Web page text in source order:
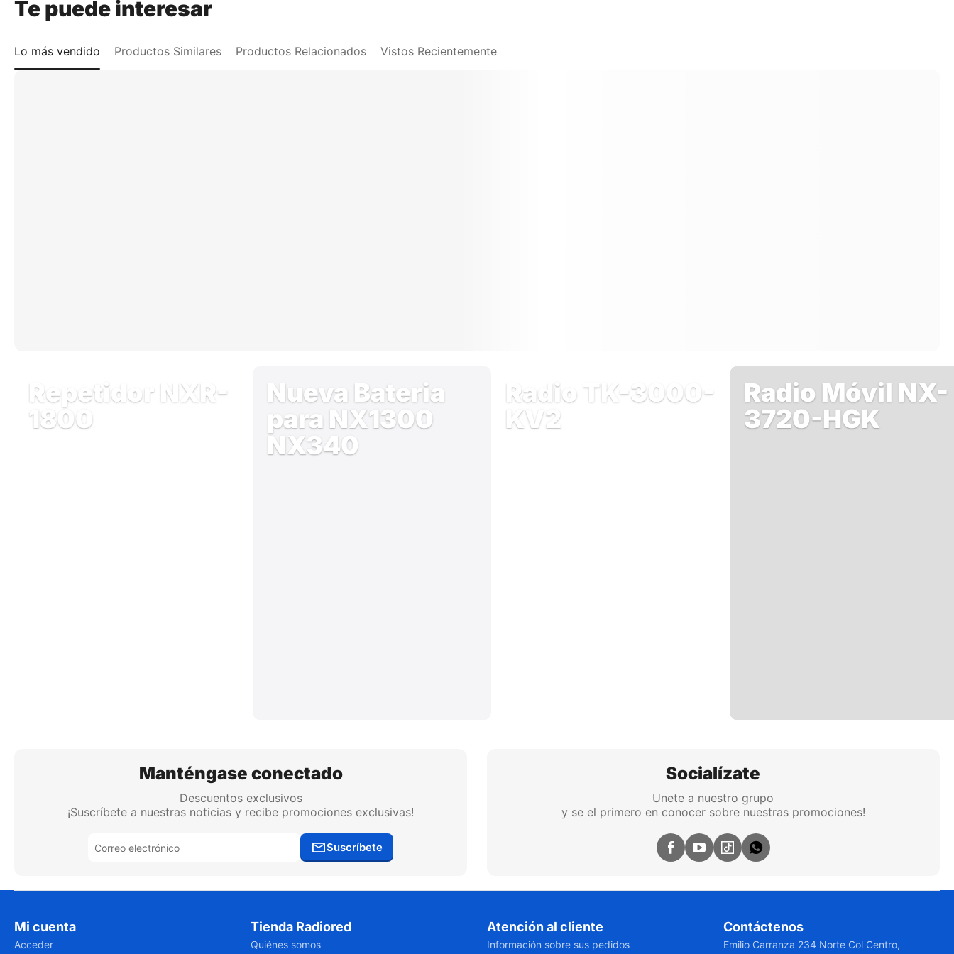
Te puede interesar
Lo más vendido Productos Similares Productos Relacionados Vistos Recientemente
Repetidor NXR-
1800
Nueva Bateria
para NX1300
NX340
Radio TK-3000-
KV2
Radio Móvil NX-
3720-HGK
Manténgase conectado
Descuentos exclusivos
¡Suscríbete a nuestras noticias y recibe promociones exclusivas!
Suscríbete
Socialízate
Unete a nuestro grupo
y se el primero en conocer sobre nuestras promociones!
Mi cuenta
Acceder
Tienda Radiored
Quiénes somos
Atención al cliente
Información sobre sus pedidos
Contáctenos
Emilio Carranza 234 Norte Col Centro,